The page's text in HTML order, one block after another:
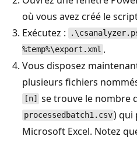
où vous avez créé le
Exécutez :
%temp%\export.xml .
Vous disposez
plusieurs fichiers
[n] se trouve le nombre
processedbatch1.csv) qui
Microsoft Excel. Notez